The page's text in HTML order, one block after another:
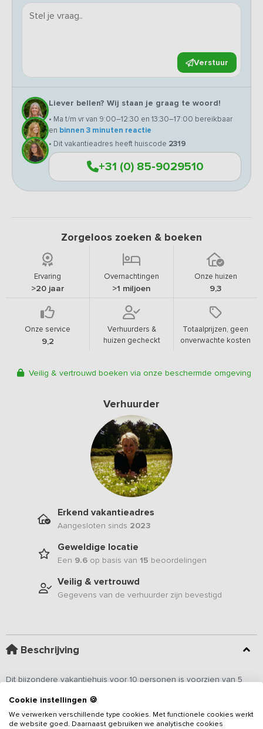
Verstuur
Liever bellen? Wij staan je graag te woord!
• Ma t/m vr van 9:00–12:30 en 13:30–17:00 bereikbaar
en binnen 3 minuten reactie
• Dit vakantieadres heeft huiscode 2319
+31 (0) 85-9029510
Zorgeloos zoeken & boeken
Ervaring
>20 jaar
Overnachtingen
>1 miljoen
Onze huizen
9,3
Onze service
9,2
Verhuurders &
huizen gecheckt
Totaalprijzen, geen
onverwachte kosten
Veilig & vertrouwd boeken via onze beschermde omgeving
Verhuurder
Erkend vakantieadres
Aangesloten sinds 2023
Geweldige locatie
Een 9.6 op basis van 15 beoordelingen
Veilig & vertrouwd
Gegevens van de verhuurder zijn bevestigd
Beschrijving
Dit bijzondere vakantiehuis voor 10 personen is voorzien van 5
en de waan van de dag achter je te laten. Dit
aan het eind van een doodlopende zandweg, pal aan het water
Cookie instellingen 🍪
We verwerken verschillende type cookies. Met functionele cookies werkt
de website goed. Daarnaast gebruiken we analytische cookies